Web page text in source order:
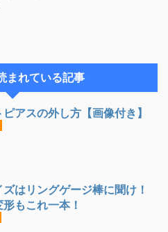
まれている記事
アスの外し方【画像付き】
はリングゲージ棒に聞け！
もこれ一本！